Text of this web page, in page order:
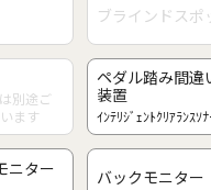
ブラインドスポ
別途ご
ます
ペダル踏み間違
装置
ｲﾝﾃﾘｼﾞｪﾝﾄｸﾘｱﾗﾝｽｿ
ニター
バックモニター